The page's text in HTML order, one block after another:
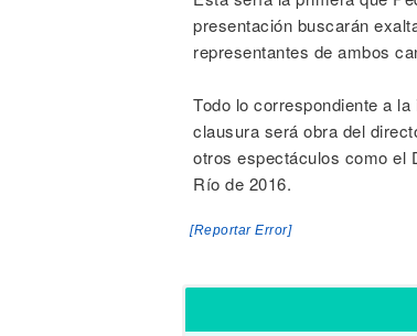
presentación buscarán
representantes de ambos
Todo lo correspondiente a
clausura será obra del
otros espectáculos como el
Río de 2016.
[Reportar Error]